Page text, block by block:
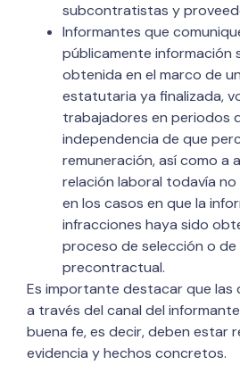
subcontratistas y
Informantes que
públicamente información
obtenida en el marco de
estatutaria ya finalizada,
trabajadores en periodos
independencia de que
remuneración, así como a
relación laboral todavía
en los casos en que la
infracciones haya sido
proceso de selección o
precontractual.
Es importante destacar que las
a través del canal del
buena fe, es decir, deben estar
evidencia y hechos concretos.